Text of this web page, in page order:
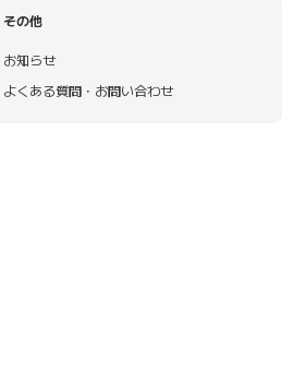
その他
お知らせ
よくある質問・お問い合わせ